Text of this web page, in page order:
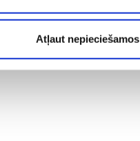
Atļaut nepieciešamos